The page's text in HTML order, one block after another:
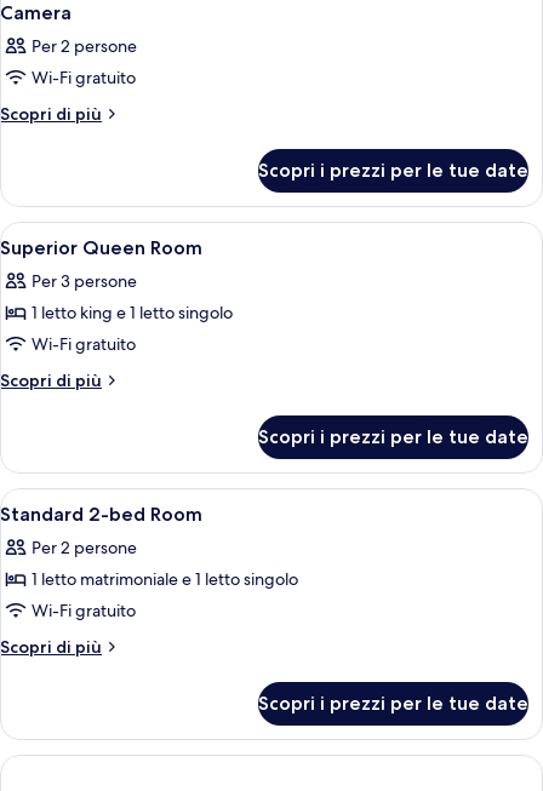
Camera
Per 2 persone
Wi-Fi gratuito
Scopri di più
Altri
Scopri i prezzi per le tue date
Apri
tutte
le
foto
per
Superior
16
Superior Queen Room
Per 3 persone
1 letto king e 1 letto singolo
Wi-Fi gratuito
Scopri di più
Altri
Queen
Room
Scopri i prezzi per le tue date
Apri
tutte
le
foto
per
Standard
Room
15
Standard 2-bed Room
Per 2 persone
1 letto matrimoniale e 1 letto singolo
Wi-Fi gratuito
Scopri di più
Altri
2-
bed
Room
Scopri i prezzi per le tue date